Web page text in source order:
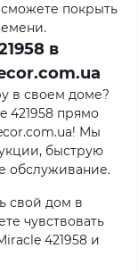
покрыть
в
в своем доме?
421958 прямо
Мы
быструю
обслуживание.
свой дом в
чувствовать
421958 и